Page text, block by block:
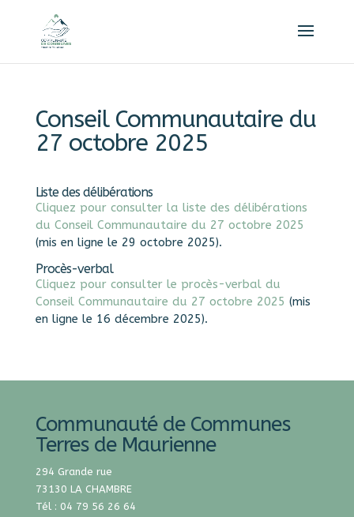
Conseil Communautaire du
27 octobre 2025
Liste des délibérations
Cliquez pour consulter la liste des délibérations
du Conseil Communautaire du 27 octobre 2025
(mis en ligne le 29 octobre 2025).
Procès-verbal
Cliquez pour consulter le procès-verbal du
Conseil Communautaire du 27 octobre 2025 (mis
en ligne le 16 décembre 2025).
Communauté de Communes
Terres de Maurienne
294 Grande rue
73130 LA CHAMBRE
Tél : 04 79 56 26 64